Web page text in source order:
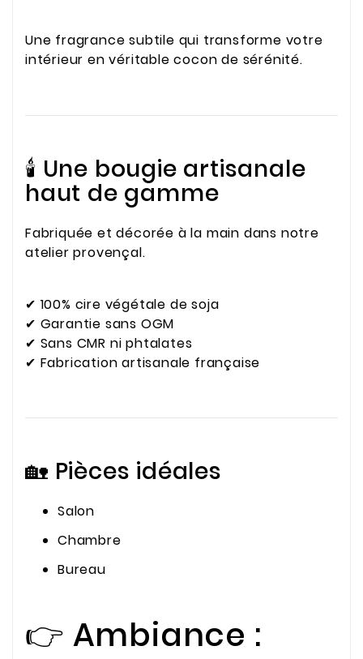
Une fragrance subtile qui transforme votre
intérieur en véritable cocon de sérénité.
🕯️ Une bougie artisanale
haut de gamme
Fabriquée et décorée à la main dans notre
atelier provençal.
✔ 100% cire végétale de soja
✔ Garantie sans OGM
✔ Sans CMR ni phtalates
✔ Fabrication artisanale française
🏡 Pièces idéales
Salon
Chambre
Bureau
👉 Ambiance :